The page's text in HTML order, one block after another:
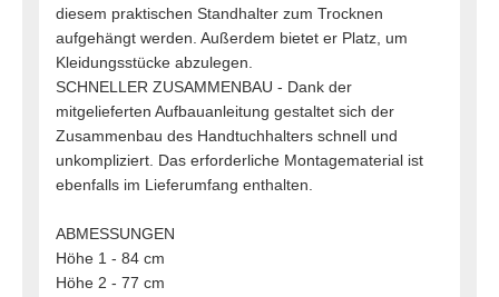
diesem praktischen Standhalter zum Trocknen
aufgehängt werden. Außerdem bietet er Platz, um
Kleidungsstücke abzulegen.
SCHNELLER ZUSAMMENBAU - Dank der
mitgelieferten Aufbauanleitung gestaltet sich der
Zusammenbau des Handtuchhalters schnell und
unkompliziert. Das erforderliche Montagematerial ist
ebenfalls im Lieferumfang enthalten.
ABMESSUNGEN
Höhe 1 - 84 cm
Höhe 2 - 77 cm